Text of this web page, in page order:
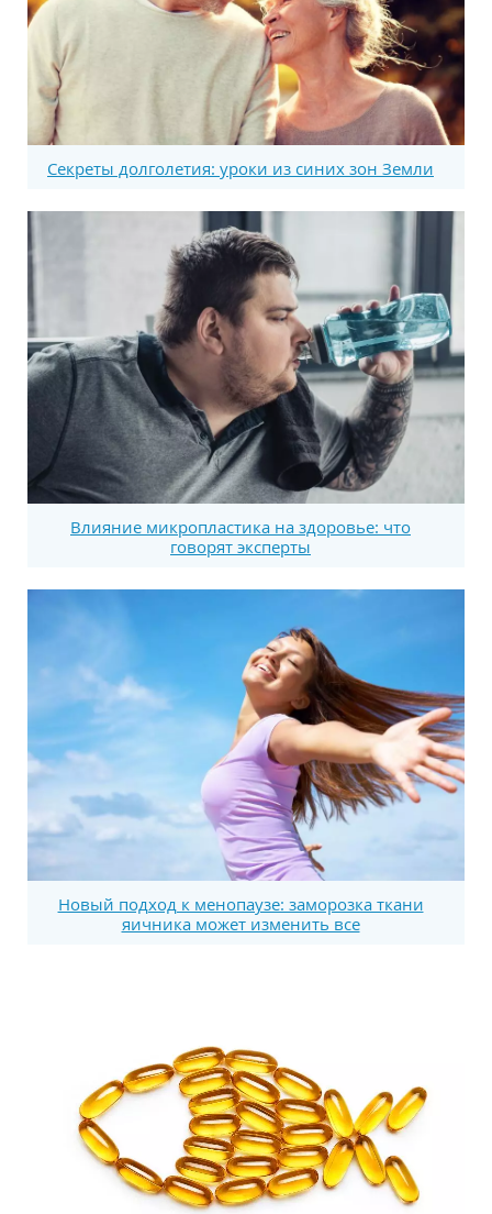
Секреты долголетия: уроки из синих зон Земли
Влияние микропластика на здоровье: что
говорят эксперты
Новый подход к менопаузе: заморозка ткани
яичника может изменить все